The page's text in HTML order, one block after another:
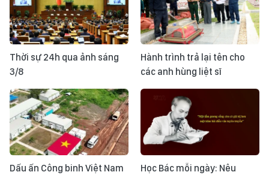
Thời sự 24h qua ảnh sáng
3/8
Hành trình trả lại tên cho
các anh hùng liệt sĩ
Dấu ấn Công binh Việt Nam
Học Bác mỗi ngày: Nêu